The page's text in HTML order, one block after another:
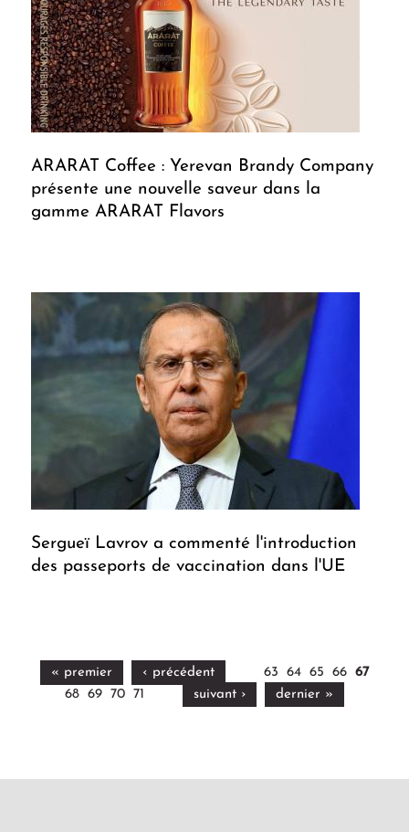
ARARAT Coffee : Yerevan Brandy Company
présente une nouvelle saveur dans la
gamme ARARAT Flavors
Sergueï Lavrov a commenté l'introduction
des passeports de vaccination dans l'UE
« premier ‹ précédent 63 64 65 66 67
68 69 70 71 suivant › dernier »